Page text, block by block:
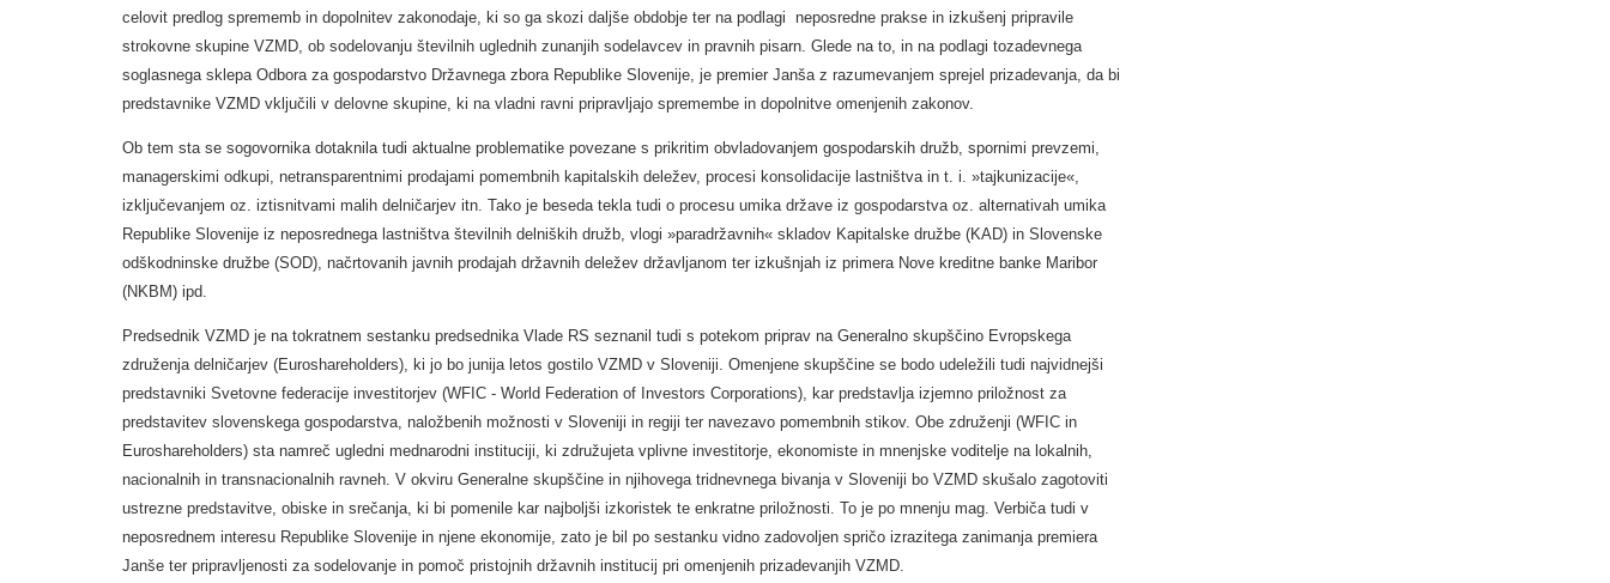
celovit predlog sprememb in dopolnitev zakonodaje, ki so ga skozi daljše obdobje ter na podlagi neposredne prakse in izkušenj pripravile
strokovne skupine VZMD, ob sodelovanju številnih uglednih zunanjih sodelavcev in pravnih pisarn. Glede na to, in na podlagi tozadevnega
soglasnega sklepa Odbora za gospodarstvo Državnega zbora Republike Slovenije, je premier Janša z razumevanjem sprejel prizadevanja, da bi
predstavnike VZMD vključili v delovne skupine, ki na vladni ravni pripravljajo spremembe in dopolnitve omenjenih zakonov.
Ob tem sta se sogovornika dotaknila tudi aktualne problematike povezane s prikritim obvladovanjem gospodarskih družb, spornimi prevzemi,
managerskimi odkupi, netransparentnimi prodajami pomembnih kapitalskih deležev, procesi konsolidacije lastništva in t. i. »tajkunizacije«,
izključevanjem oz. iztisnitvami malih delničarjev itn. Tako je beseda tekla tudi o procesu umika države iz gospodarstva oz. alternativah umika
Republike Slovenije iz neposrednega lastništva številnih delniških družb, vlogi »paradržavnih« skladov Kapitalske družbe (KAD) in Slovenske
odškodninske družbe (SOD), načrtovanih javnih prodajah državnih deležev državljanom ter izkušnjah iz primera Nove kreditne banke Maribor
(NKBM) ipd.
Predsednik VZMD je na tokratnem sestanku predsednika Vlade RS seznanil tudi s potekom priprav na Generalno skupščino Evropskega
združenja delničarjev (Euroshareholders), ki jo bo junija letos gostilo VZMD v Sloveniji. Omenjene skupščine se bodo udeležili tudi najvidnejši
predstavniki Svetovne federacije investitorjev (WFIC - World Federation of Investors Corporations), kar predstavlja izjemno priložnost za
predstavitev slovenskega gospodarstva, naložbenih možnosti v Sloveniji in regiji ter navezavo pomembnih stikov. Obe združenji (WFIC in
Euroshareholders) sta namreč ugledni mednarodni instituciji, ki združujeta vplivne investitorje, ekonomiste in mnenjske voditelje na lokalnih,
nacionalnih in transnacionalnih ravneh. V okviru Generalne skupščine in njihovega tridnevnega bivanja v Sloveniji bo VZMD skušalo zagotoviti
ustrezne predstavitve, obiske in srečanja, ki bi pomenile kar najboljši izkoristek te enkratne priložnosti. To je po mnenju mag. Verbiča tudi v
neposrednem interesu Republike Slovenije in njene ekonomije, zato je bil po sestanku vidno zadovoljen spričo izrazitega zanimanja premiera
Janše ter pripravljenosti za sodelovanje in pomoč pristojnih državnih institucij pri omenjenih prizadevanjih VZMD.